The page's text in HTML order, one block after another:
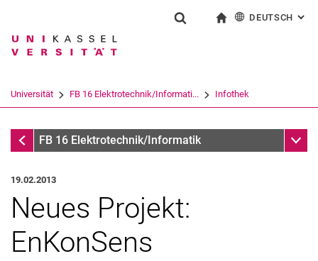
Springe direkt zu: Inhalt
Springe direkt zu: Suche
Springe direkt zu:
Suchbegriff
Suchen (öffnet externen Link in einem
DEUTSCH :
Universität FB 16 Elektrotechnik/Informati... Infothek
InfothekFB 16 Elektrotechnik/Informatik
19.02.2013
Neues Projekt:
EnKonSens